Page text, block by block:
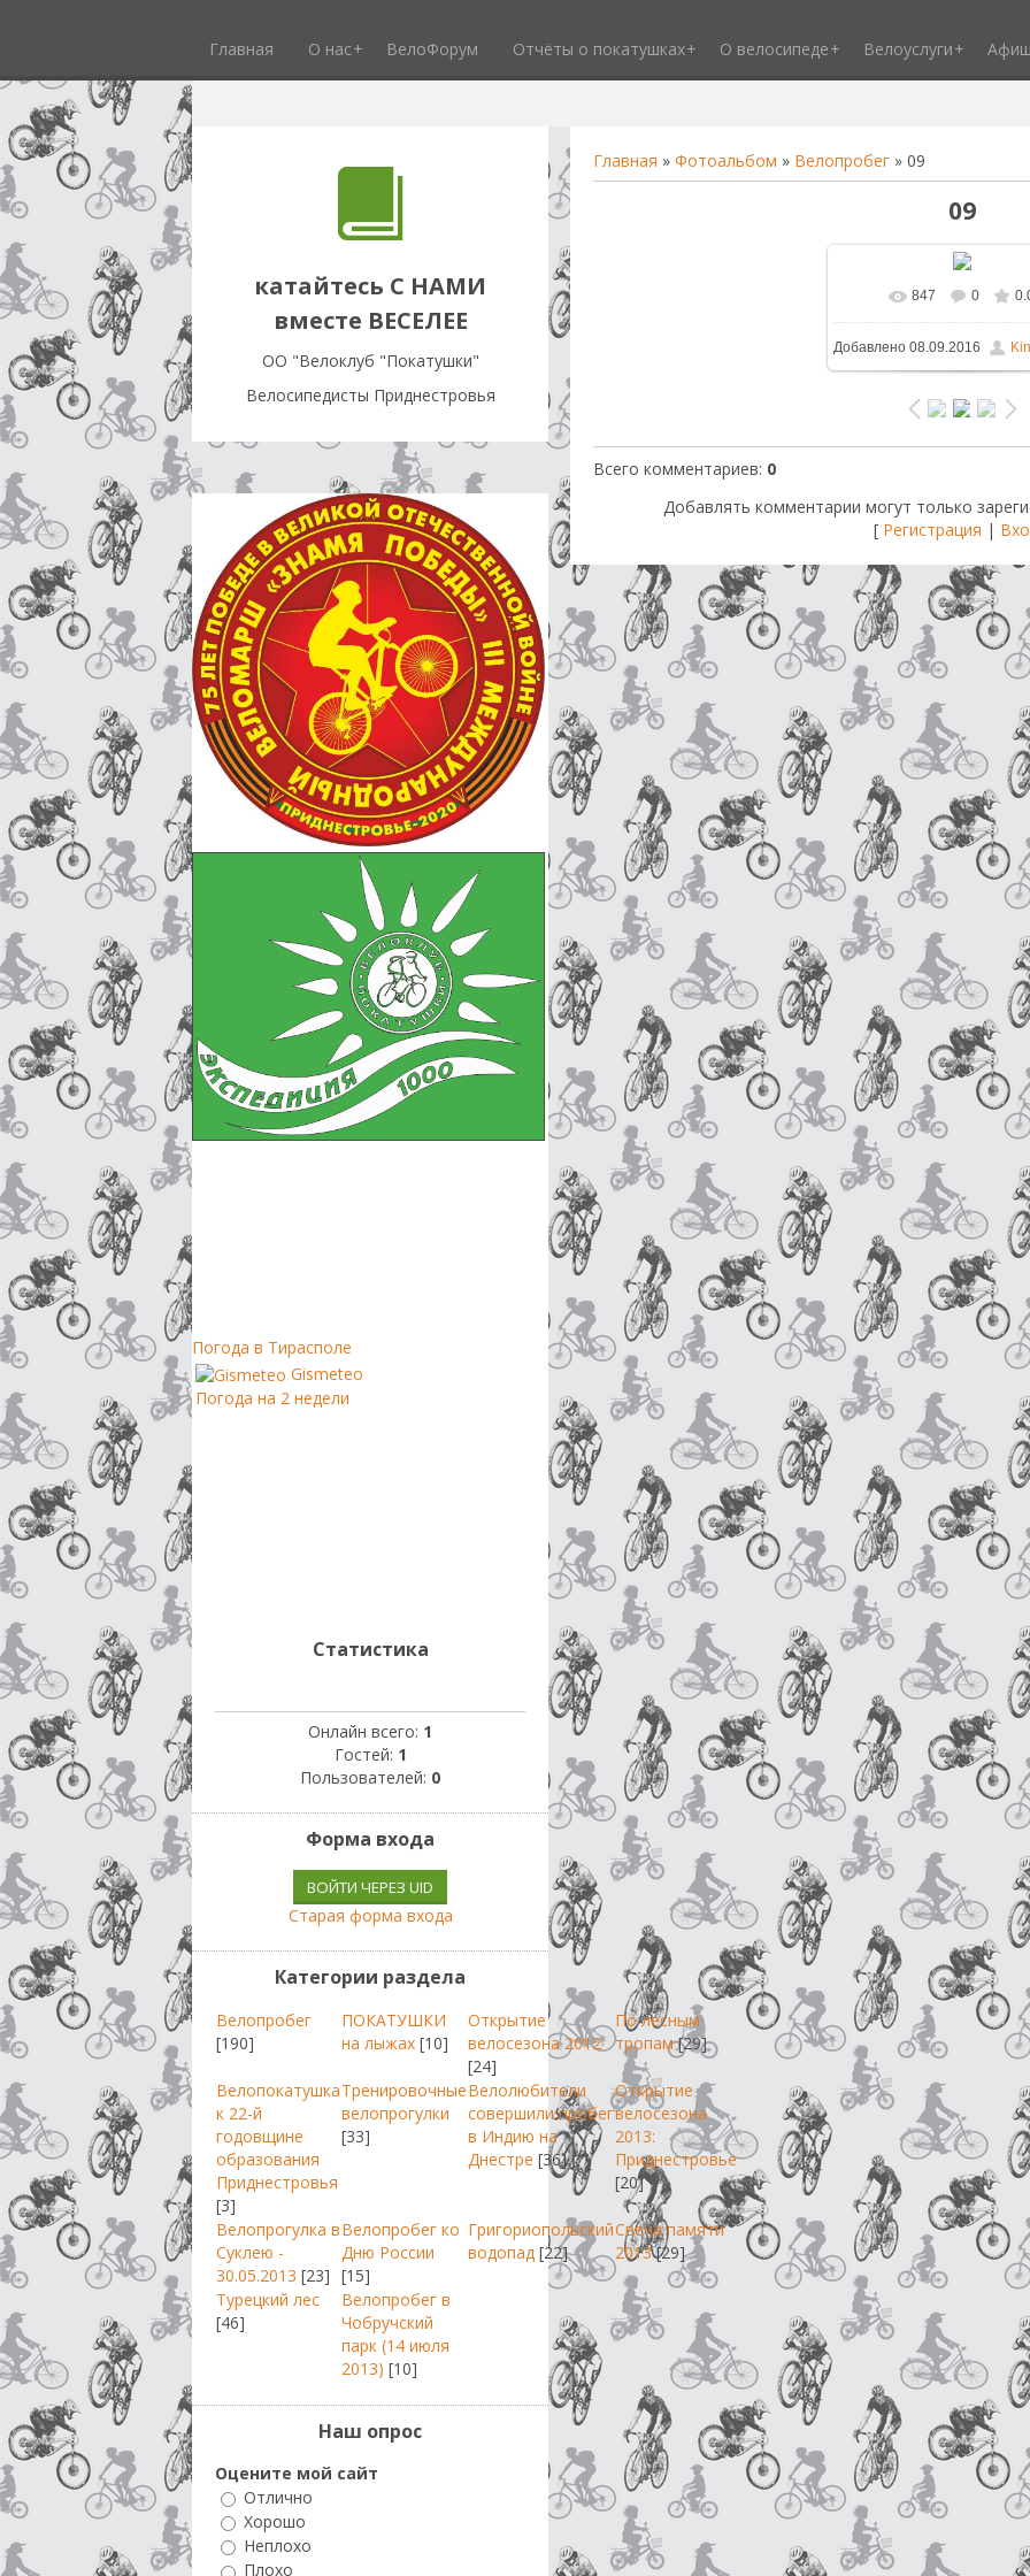
Главная О нас ВелоФорум Отчёты о покатушках О велосипеде Велоуслуги
катайтесь С НАМИ
вместе ВЕСЕЛЕЕ
OO "Велоклуб "Покатушки"
Велосипедисты Приднестровья
Главная » Фотоальбом » Велопробег » 09
09
В реальном размере
377.6Kb
847 0
Добавлено 08.09.2016
Всего комментариев: 0
Добавлять комментарии могут только
[ Регистрация |
Погода в Тирасполе
Gismeteo
Погода на 2 недели
Статистика
Онлайн всего: 1
Гостей: 1
Пользователей: 0
Форма входа
ВОЙТИ ЧЕРЕЗ UID
Старая форма входа
Категории раздела
Велопробег
[190]
ПОКАТУШКИ
на лыжах [10]
Открытие
велосезона 2012
[24]
По лесным
тропам [29]
Велопокатушка
к 22-й
годовщине
образования
Приднестровья
[3]
Тренировочные
велопрогулки
[33]
Велолюбители
совершили пробег
в Индию на
Днестре [36]
Открытие
велосезона
2013:
Приднестровье
[20]
Велопрогулка в
Суклею -
30.05.2013 [23]
Велопробег ко
Дню России
[15]
Григориопольский
водопад [22]
Свеча памяти
2013 [29]
Турецкий лес
[46]
Велопробег в
Чобручский
парк (14 июля
2013) [10]
Наш опрос
Оцените мой сайт
Отлично
Хорошо
Неплохо
Плохо